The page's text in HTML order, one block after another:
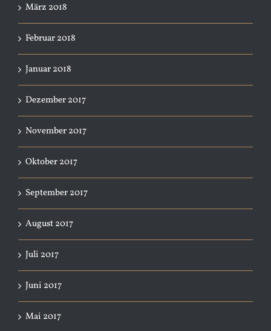
März 2018
Februar 2018
Januar 2018
Dezember 2017
November 2017
Oktober 2017
September 2017
August 2017
Juli 2017
Juni 2017
Mai 2017